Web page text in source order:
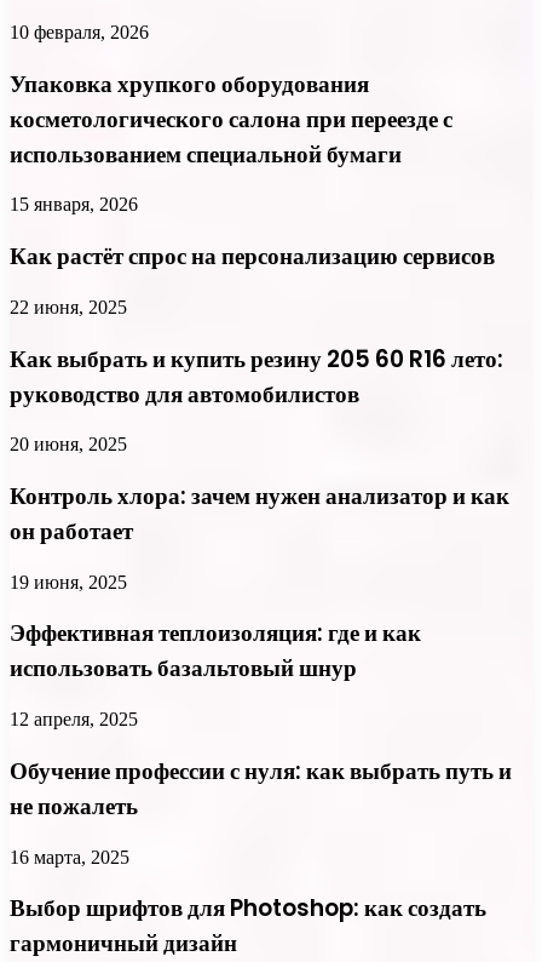
10 февраля, 2026
Упаковка хрупкого оборудования
косметологического салона при переезде с
использованием специальной бумаги
15 января, 2026
Как растёт спрос на персонализацию сервисов
22 июня, 2025
Как выбрать и купить резину 205 60 R16 лето:
руководство для автомобилистов
20 июня, 2025
Контроль хлора: зачем нужен анализатор и как
он работает
19 июня, 2025
Эффективная теплоизоляция: где и как
использовать базальтовый шнур
12 апреля, 2025
Обучение профессии с нуля: как выбрать путь и
не пожалеть
16 марта, 2025
Выбор шрифтов для Photoshop: как создать
гармоничный дизайн